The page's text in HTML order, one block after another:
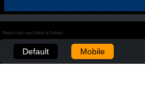
Realizzato con Plone & Python
Default Mobile